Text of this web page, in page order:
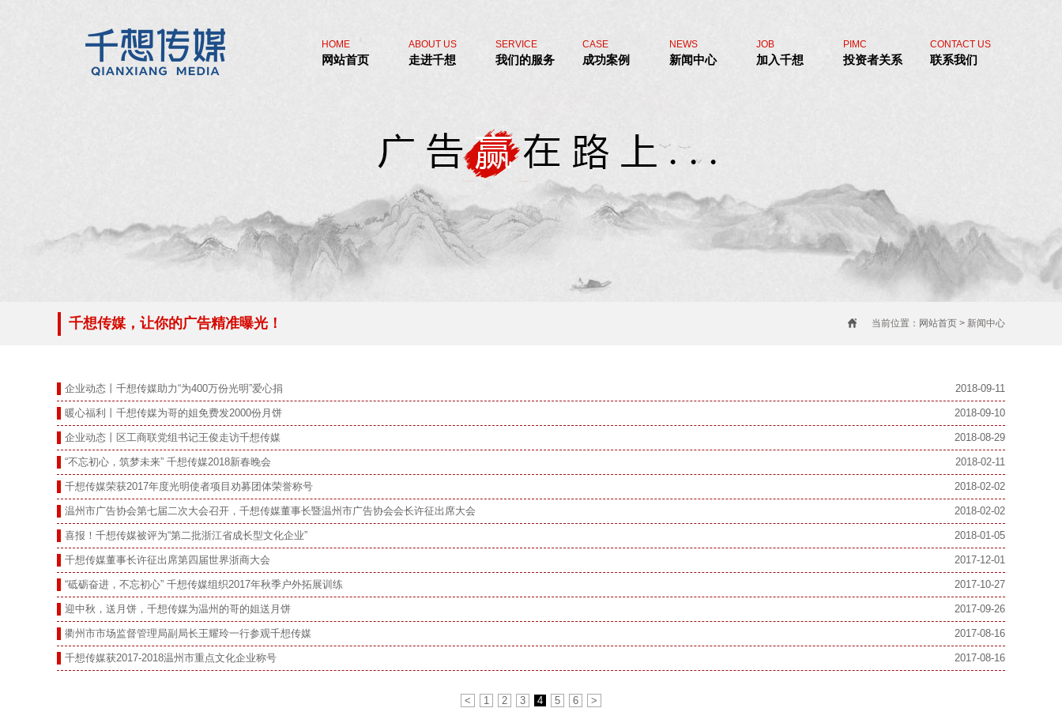
HOME
网站首页
ABOUT US
走进千想
SERVICE
我们的服务
CASE
成功案例
NEWS
新闻中心
JOB
加入千想
PIMC
投资者关系
CONTACT US
联系我们
千想传媒，让你的广告精准曝光！ 当前位置： 网站首页 > 新闻中心
2018-09-11
企业动态丨千想传媒助力“为400万份光明”爱心捐
2018-09-10
暖心福利丨千想传媒为哥的姐免费发2000份月饼
2018-08-29
企业动态丨区工商联党组书记王俊走访千想传媒
2018-02-11
“不忘初心，筑梦未来” 千想传媒2018新春晚会
2018-02-02
千想传媒荣获2017年度光明使者项目劝募团体荣誉称号
2018-02-02
温州市广告协会第七届二次大会召开，千想传媒董事长暨温州市广告协会会长许征出席大会
2018-01-05
喜报！千想传媒被评为“第二批浙江省成长型文化企业”
2017-12-01
千想传媒董事长许征出席第四届世界浙商大会
2017-10-27
“砥砺奋进，不忘初心” 千想传媒组织2017年秋季户外拓展训练
2017-09-26
迎中秋，送月饼，千想传媒为温州的哥的姐送月饼
2017-08-16
衢州市市场监督管理局副局长王耀玲一行参观千想传媒
2017-08-16
千想传媒获2017-2018温州市重点文化企业称号
< 1 2 3 4 5 6 >